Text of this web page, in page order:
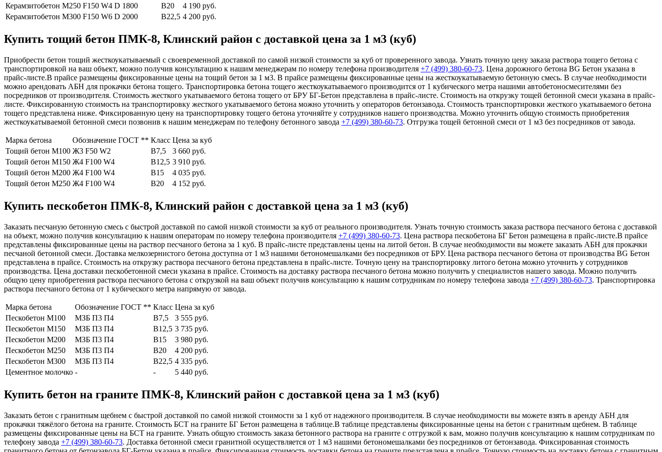
Керамзитобетон М250 F150 W4 D 1800 В20
4 190 руб.
Керамзитобетон М300 F150 W6 D 2000 В22,5 4 200 руб.
Купить тощий бетон ПМК-8, Клинский район с доставкой цена за 1 м3 (куб)
Приобрести бетон тощий жесткоукатываемый с своевременной доставкой по самой низкой стоимости за куб от проверенного завода. Узнать точную цену заказа раствора тощего бетона с
транспортировкой на ваш объект, можно получив консультацию к нашим менеджерам по номеру телефона производителя +7 (499) 380-60-73. Цена дорожного бетона BG Бетон указана в
прайс-листе.В прайсе размещены фиксированные цены на тощий бетон за 1 м3. В прайсе размещены фиксированные цены на жесткоукатываемую бетонную смесь. В случае необходимости
можно арендовать АБН для прокачки бетона тощего. Транспортировка бетона тощего жесткоукатываемого производится от 1 кубического метра нашими автобетоносмесителями без
посредников от производителя. Стоимость жесткого укатываемого бетона тощего от БРУ БГ-Бетон представлена в прайс-листе. Стоимость на открузку тощей бетонной смеси указана в прайс-
листе. Фиксированную стоимость на транспортировку жесткого укатываемого бетона можно уточнить у операторов бетонзавода. Стоимость транспортировки жесткого укатываемого бетона
тощего представлена ниже. Фиксированную цену на транспортировку тощего бетона уточняйте у сотрудников нашего производства. Можно уточнить общую стоимость приобретения
жесткоукатываемой бетонной смеси позвонив к нашим менеджерам по телефону бетонного завода +7 (499) 380-60-73. Отгрузка тощей бетонной смеси от 1 м3 без посредников от завода.
Марка бетона Обозначение ГОСТ ** Класс Цена за куб
Тощий бетон М100 Ж3 F50 W2 В7,5
3 660 руб.
Тощий бетон М150 Ж4 F100 W4 В12,5 3 910 руб.
Тощий бетон М200 Ж4 F100 W4 В15
4 035 руб.
Тощий бетон М250 Ж4 F100 W4 В20 4 152 руб.
Купить пескобетон ПМК-8, Клинский район с доставкой цена за 1 м3 (куб)
Заказать песчаную бетонную смесь с быстрой доставкой по самой низкой стоимости за куб от реального производителя. Узнать точную стоимость заказа раствора песчаного бетона с доставкой
на объект, можно получив консультацию к нашим операторам по номеру телефона производителя +7 (499) 380-60-73. Цена раствора пескобетона БГ Бетон размещена в прайс-листе.В прайсе
представлены фиксированные цены на раствор песчаного бетона за 1 куб. В прайс-листе представлены цены на литой бетон. В случае необходимости вы можете заказать АБН для прокачки
песчаной бетонной смеси. Доставка мелкозернистого бетона доступна от 1 м3 нашими бетономешалками без посредников от БРУ. Цена раствора песчаного бетона от производства BG Бетон
представлена в прайсе. Стоимость на открузку раствора песчаного бетона представлена в прайс-листе. Точную цену на транспортировку литого бетона можно уточнить у сотрудников
производства. Цена доставки пескобетонной смеси указана в прайсе. Стоимость на доставку раствора песчаного бетона можно получить у специалистов нашего завода. Можно получить
общую цену приобретения раствора песчаного бетона с открузкой на ваш объект получив консультацию к нашим сотрудникам по номеру телефона завода +7 (499) 380-60-73. Транспортировка
раствора песчаного бетона от 1 кубического метра напрямую от завода.
Марка бетона Обозначение ГОСТ ** Класс Цена за куб
Пескобетон М100
МЗБ П3 П4 В7,5
3 555 руб.
Пескобетон М150
МЗБ П3 П4 В12,5 3 735 руб.
Пескобетон М200
МЗБ П3 П4 В15
3 980 руб.
Пескобетон М250
МЗБ П3 П4 В20
4 200 руб.
Пескобетон М300
МЗБ П3 П4 В22,5 4 335 руб.
Цементное молочко - - 5 440 руб.
Купить бетон на граните ПМК-8, Клинский район с доставкой цена за 1 м3 (куб)
Заказать бетон с гранитным щебнем с быстрой доставкой по самой низкой стоимости за 1 куб от надежного производителя. В случае необходимости вы можете взять в аренду АБН для
прокачки тяжёлого бетона на граните. Стоимость БСТ на граните БГ Бетон размещена в таблице.В таблице представлены фиксированные цены на бетон с гранитным щебнем. В таблице
размещены фиксированные цены на БСТ на граните. Узнать общую стоимость заказа бетонного раствора на граните с отгрузкой к вам, можно получив консультацию к нашим сотрудникам по
телефону завода +7 (499) 380-60-73. Доставка бетонной смеси гранитной осуществляется от 1 м3 нашими бетономешалками без посредников от бетонзавода. Фиксированная стоимость